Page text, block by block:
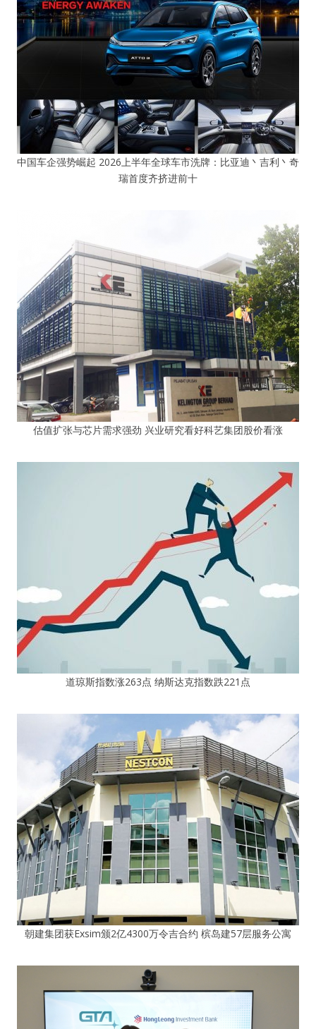
中国车企强势崛起 2026上半年全球车市洗牌：比亚迪丶吉利丶奇
瑞首度齐挤进前十
估值扩张与芯片需求强劲 兴业研究看好科艺集团股价看涨
道琼斯指数涨263点 纳斯达克指数跌221点
朝建集团获Exsim颁2亿4300万令吉合约 槟岛建57层服务公寓